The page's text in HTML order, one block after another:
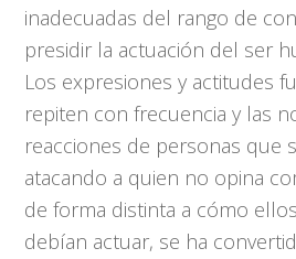
inadecuadas del rango de
presidir la actuación del ser
Los expresiones y actitudes
repiten con frecuencia y las
reacciones de personas que
atacando a quien no opina
de forma distinta a cómo
debían actuar, se ha